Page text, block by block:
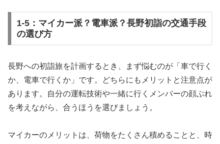
1-5：マイカー派？電車派？長野初詣の交通手段
の選び方
長野への初詣旅を計画するとき、まず悩むのが「車で行く
か、電車で行くか」です。どちらにもメリットと注意点が
あります。自分の運転技術や一緒に行くメンバーの顔ぶれ
を考えながら、合うほうを選びましょう。
マイカーのメリットは、荷物をたくさん積めることと、時